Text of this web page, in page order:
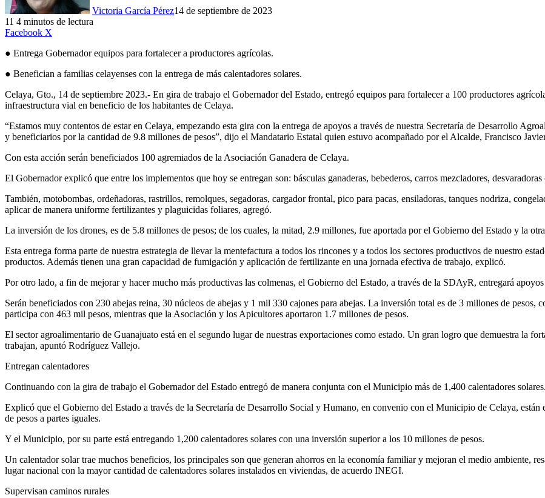
Victoria García Pérez14 de septiembre de 2023
11 4 minutos de lectura
Facebook X
● Entrega Gobernador equipos para fortalecer a productores agrícolas.
● Benefician a familias celayenses con la entrega de más calentadores solares.
Celaya, Gto., 14 de septiembre 2023.- En gira de trabajo el Gobernador del Estado, entregó equipos para fortalecer a 100 productores
infraestructura vial en beneficio de los habitantes de Celaya.
“Estamos muy contentos de estar en Celaya, empezando esta gira con la entrega de apoyos a través de nuestra Secretaría de Desarrollo
y beneficiarios por la cantidad de 9.8 millones de pesos”, dijo el Mandatario Estatal quien estuvo acompañado por el Alcalde, Francisco
Con esta acción serán beneficiados 100 agremiados de la Asociación Ganadera de Celaya.
El Gobernador explicó que entre los implementos que hoy se entregan son: básculas ganaderas, bebederos, carros mezcladores,
También, motobombas, ordeñadoras, rastrillos, remolques, segadoras, cargador frontal, pico para pacas, ensiladoras, tanques nodriza,
aplicar de manera uniforme fertilizantes y plaguicidas foliares, agregó.
La inversión de los drones, es de 5.8 millones de pesos; de los cuales, la mitad, 2.9 millones, fue aportada por el Gobierno del Estado y la
Esta entrega forma parte de nuestra estrategia de llevar la mentefactura a todos los rincones y a todos los sectores productivos de nuestro
productos. Además tienen una gran capacidad de fumigación y aplicación de fertilizante en una jornada efectiva de trabajo, explicó.
Por otro lado, a fin de mejorar y hacer mucho más productivas las colmenas, el Gobierno del Estado, a través de la SDAyR, entregará
Serán beneficiados con 230 abejas reina, 30 núcleos de abejas y 1 mil 330 cajones para abejas. La inversión total es de 3 millones de
participa con 463 mil pesos, mientras que la Asociación y los Apicultores aportaron 1.7 millones de pesos.
El sector agroalimentario de Guanajuato está en el segundo lugar de nuestras exportaciones como estado. Un gran logro que demuestra la
trabajan, apuntó Rodríguez Vallejo.
Entregan calentadores
Continuando con la gira de trabajo el Gobernador del Estado entregó de manera conjunta con el Municipio más de 1,400 calentadores solares.
Explicó que el Gobierno del Estado a través de la Secretaría de Desarrollo Social y Humano, en convenio con el Municipio de Celaya,
de pesos a partes iguales.
Y el Municipio, por su parte está entregando 1,200 calentadores solares con una inversión superior a los 10 millones de pesos.
Un calentador solar trae muchos beneficios, los principales son que generan ahorros en la economía familiar y mejoran el medio ambiente,
lugar nacional con la mayor cantidad de calentadores solares instalados en viviendas, de acuerdo INEGI.
Supervisan caminos rurales